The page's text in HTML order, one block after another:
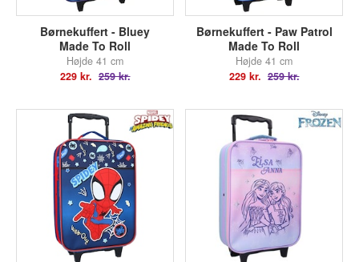
Børnekuffert - Bluey
Made To Roll
Højde 41 cm
229 kr. 259 kr.
Børnekuffert - Paw Patrol
Made To Roll
Højde 41 cm
229 kr. 259 kr.